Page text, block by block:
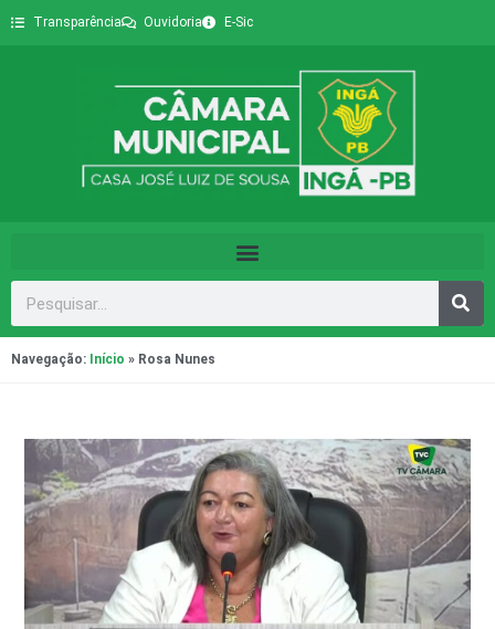
Transparência Ouvidoria E-Sic
Navegação: Início » Rosa Nunes